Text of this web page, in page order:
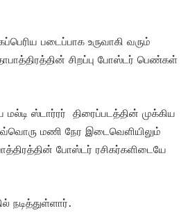
படைப்பாக உருவாகி வரும்
சிறப்பு போஸ்டர் பெண்கள்
ஸ்டார்ரர் திரைப்படத்தின் முக்கிய
மணி நேர இடைவெளியிலும்
போஸ்டர் ரசிகர்களிடையே
நடித்துள்ளார்.